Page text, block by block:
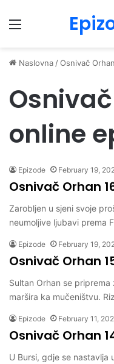
Menu
Naslovna /Osnivač
online
Epizode February 19,
Osnivač Orhan
Zarobljen u sjeni svoje
neumoljive ljubavi prema
Epizode February 19,
Osnivač Orhan
Sultan Orhan se
maršira ka mučeništvu.
Epizode February 11,
Osnivač Orhan
U Bursi, gdje se nastavlja